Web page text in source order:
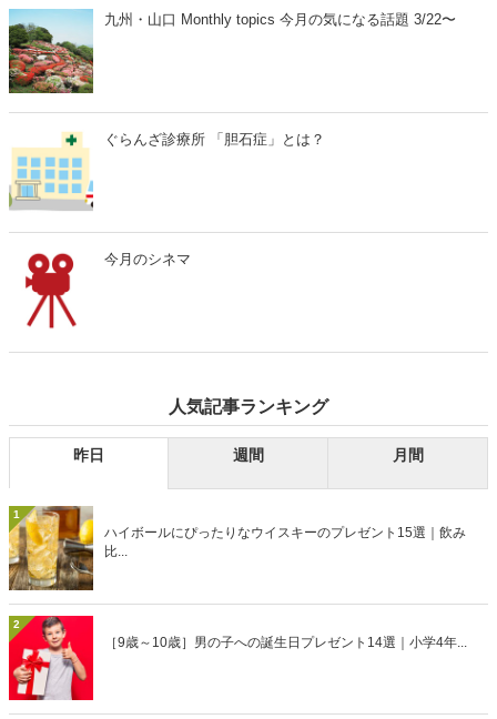
九州・山口 Monthly topics 今月の気になる話題 3/22〜
ぐらんざ診療所 「胆石症」とは？
今月のシネマ
人気記事ランキング
昨日 週間 月間
1
ハイボールにぴったりなウイスキーのプレゼント15選｜飲み
比...
2
［9歳～10歳］男の子への誕生日プレゼント14選｜小学4年...